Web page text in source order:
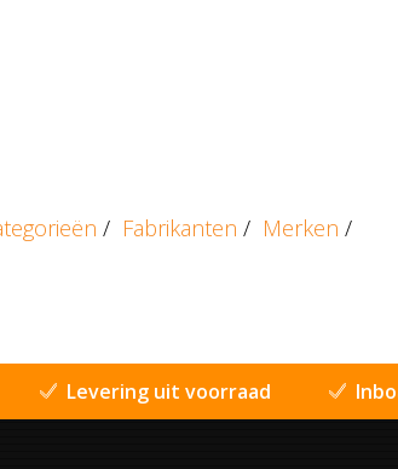
/ Fabrikanten / Merken /
Levering uit voorraad